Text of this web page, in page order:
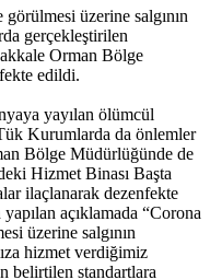
üzerine salgının
gerçekleştirilen
Orman Bölge
edildi.
yayılan ölümcül
Kurumlarda da önlemler
Bölge Müdürlüğünde de
Hizmet Binası Başta
ilaçlanarak dezenfekte
açıklamada “Corona
üzerine salgının
hizmet verdiğimiz
belirtilen standartlara